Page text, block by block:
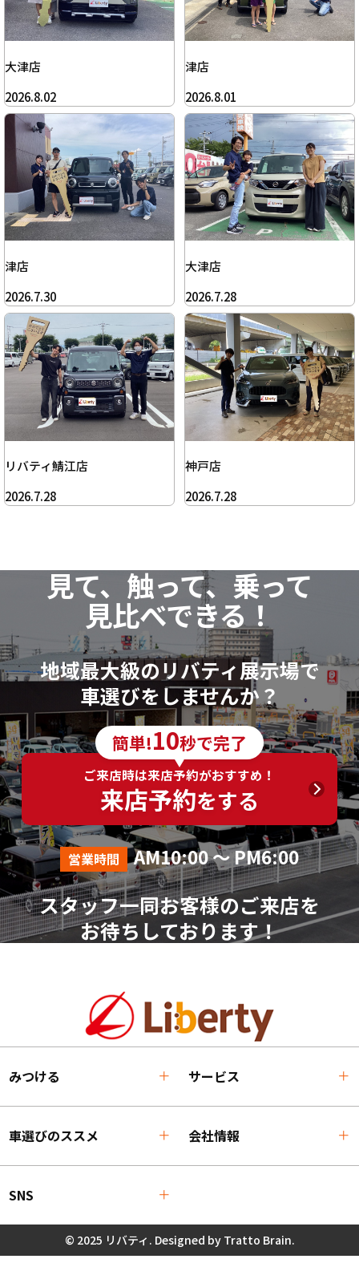
大津店
2026.8.02
津店
2026.8.01
津店
2026.7.30
大津店
2026.7.28
リバティ鯖江店
2026.7.28
神戸店
2026.7.28
見て、触って、乗って
見比べできる！
地域最大級のリバティ展示場で
車選びをしませんか？
簡単!10秒で完了
ご来店時は来店予約がおすすめ！
来店予約をする
営業時間 AM10:00 ～ PM6:00
スタッフ一同お客様のご来店を
お待ちしております！
みつける サービス
車選びのススメ 会社情報
SNS
© 2025 リバティ. Designed by Tratto Brain.